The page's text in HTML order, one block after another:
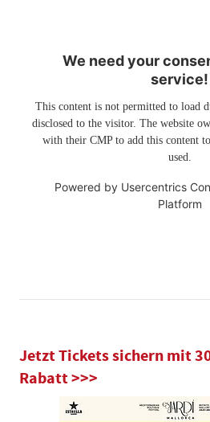
We need your
service!
This content is not permitted to load
disclosed to the visitor. The website
with their CMP to add this content
used.
Powered by Usercentrics
Platform
Jetzt Tickets sichern mit 30
Rabatt >>>